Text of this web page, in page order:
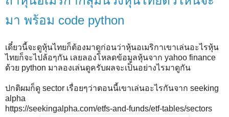
มา พร้อม code python
เดี๋ยวนี้จะดูหุ้นไทยก็ต้องมาดูก่อนว่าหุ้นอเมริกาเขาเล่นอะไรหุ้น
ไทยก็จะไปล้อๆกัน เลยลองโหลดข้อมูลหุ้นจาก yahoo finance
ด้วย python มาลองเล่นดูครับผลจะเป็นอย่างไรมาดูกัน
ปกติผมก็ดู sector เรื่อยๆว่าตอนนี้เขาเล่นอะไรกันจาก seeking
alpha
https://seekingalpha.com/etfs-and-funds/etf-tables/sectors